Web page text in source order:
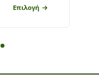
Επιλογή